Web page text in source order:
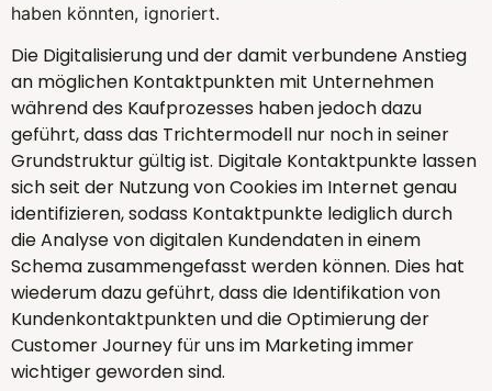
haben könnten, ignoriert.
Die Digitalisierung und der damit verbundene Anstieg
an möglichen Kontaktpunkten mit Unternehmen
während des Kaufprozesses haben jedoch dazu
geführt, dass das Trichtermodell nur noch in seiner
Grundstruktur gültig ist. Digitale Kontaktpunkte lassen
sich seit der Nutzung von Cookies im Internet genau
identifizieren, sodass Kontaktpunkte lediglich durch
die Analyse von digitalen Kundendaten in einem
Schema zusammengefasst werden können. Dies hat
wiederum dazu geführt, dass die Identifikation von
Kundenkontaktpunkten und die Optimierung der
Customer Journey für uns im Marketing immer
wichtiger geworden sind.